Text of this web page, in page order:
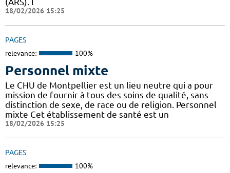
18/02/2026 15:25
PAGES
relevance: 100%
Personnel mixte
Le CHU de Montpellier est un lieu neutre qui a pour
mission de fournir à tous des soins de qualité, sans
distinction de sexe, de race ou de religion. Personnel
mixte Cet établissement de santé est un
18/02/2026 15:25
PAGES
relevance: 100%